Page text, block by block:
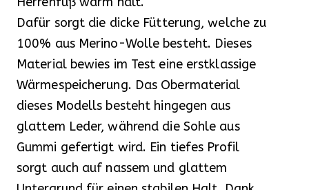
Dafür sorgt die dicke Fütterung, welche zu
100% aus Merino-Wolle besteht. Dieses
Material bewies im Test eine erstklassige
Wärmespeicherung. Das Obermaterial
dieses Modells besteht hingegen aus
glattem Leder, während die Sohle aus
Gummi gefertigt wird. Ein tiefes Profil
sorgt auch auf nassem und glattem